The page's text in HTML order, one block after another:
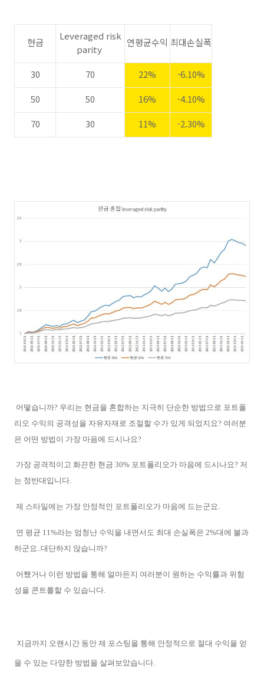
현금
Leveraged risk
parity
연평균수익 최대손실폭
30 70 22%
-6.10%
50
50 16%
-4.10%
70
30 11% -2.30%
어떻습니까? 우리는 현금을 혼합하는 지극히 단순한 방법으로 포트폴
리오 수익의 공격성을 자유자재로 조절할 수가 있게 되었지요? 여러분
은 어떤 방법이 가장 마음에 드시나요?
가장 공격적이고 화끈한 현금 30% 포트폴리오가 마음에 드시나요? 저
는 정반대입니다.
제 스타일에는 가장 안정적인 포트폴리오가 마음에 드는군요.
연 평균 11%라는 엄청난 수익을 내면서도 최대 손실폭은 2%대에 불과
하군요..대단하지 않습니까?
어쨌거나 이런 방법을 통해 얼마든지 여러분이 원하는 수익률과 위험
성을 콘트롤할 수 있습니다.
지금까지 오랜시간 동안 제 포스팅을 통해 안정적으로 절대 수익을 얻
을 수 있는 다양한 방법을 살펴보았습니다.